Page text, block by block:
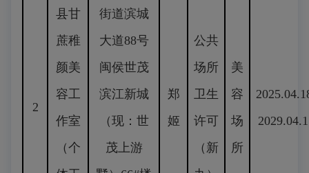
2
县甘
蔗稚
颜美
容工
作室
（个
街道滨城
大道88号
闽侯世茂
滨江新城
（现：世
茂上游
郑
姬
公共
场所
卫生
许可
（新
美
容
场
所